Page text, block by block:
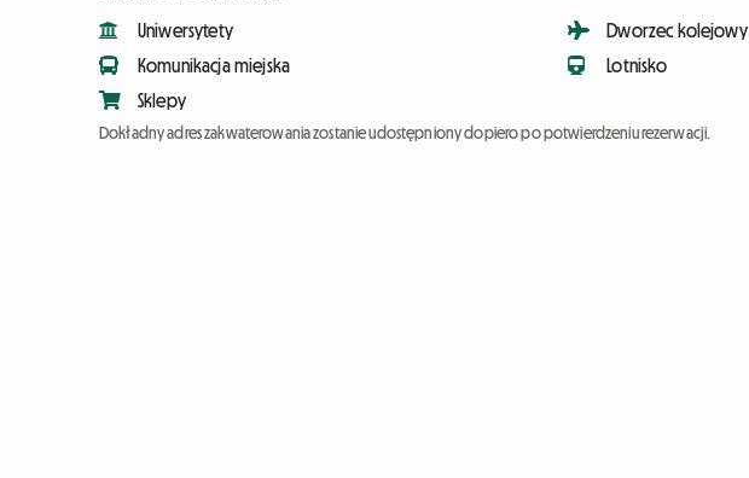
Uniwersytety
Komunikacja miejska
Sklepy
Dworzec kolejowy
Lotnisko
Dokładny adres zakwaterowania zostanie udostępniony dopiero po potwierdzeniu rezerwacji.